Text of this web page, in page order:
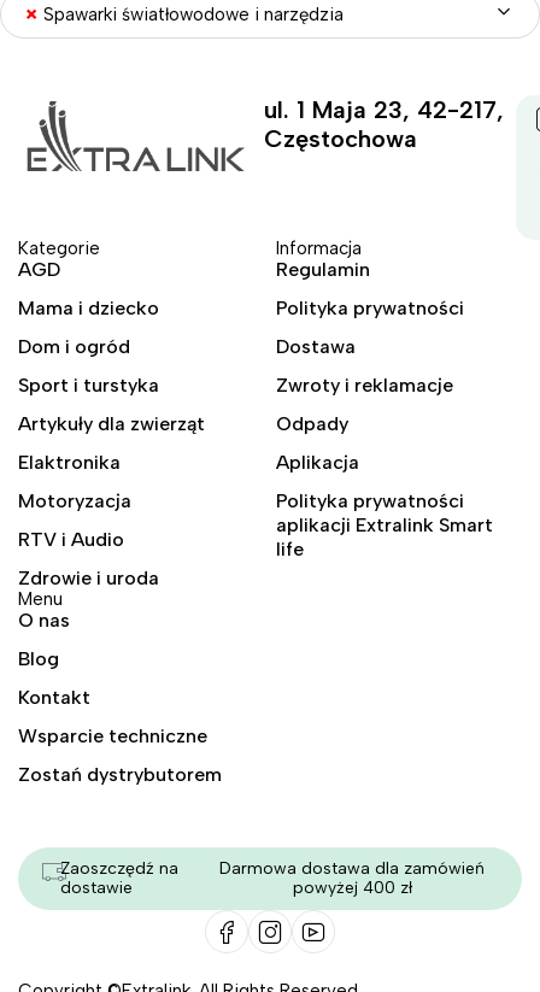
× Spawarki światłowodowe i narzędzia
ul. 1 Maja 23, 42-217,
Częstochowa
Kategorie
AGD
Mama i dziecko
Dom i ogród
Sport i turstyka
Artykuły dla zwierząt
Elaktronika
Motoryzacja
RTV i Audio
Zdrowie i uroda
Informacja
Regulamin
Polityka prywatności
Dostawa
Zwroty i reklamacje
Odpady
Aplikacja
Polityka prywatności
aplikacji Extralink Smart
life
Menu
O nas
Blog
Kontakt
Wsparcie techniczne
Zostań dystrybutorem
Zaoszczędź na
dostawie
Darmowa dostawa dla zamówień
powyżej 400 zł